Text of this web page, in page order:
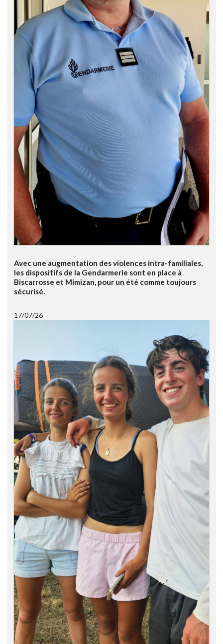
Avec une augmentation des violences intra-familiales,
les dispositifs de la Gendarmerie sont en place à
Biscarrosse et Mimizan, pour un été comme toujours
sécurisé.
17/07/26